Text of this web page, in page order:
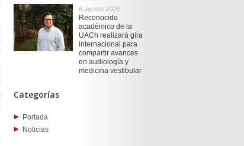
6 agosto 2026
Reconocido
académico de la
UACh realizará gira
internacional para
compartir avances
en audiología y
medicina vestibular
Categorías
Portada
Noticias